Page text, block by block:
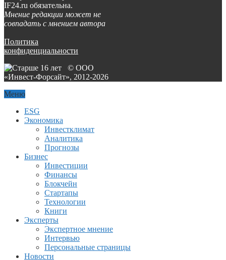
IF24.ru обязательна.
Мнение редакции может не
совпадать с мнением автора
Политика
конфиденциальности
© ООО
«Инвест-Форсайт», 2012-2026
Меню
ESG
Экономика
Инвестклимат
Аналитика
Прогнозы
Бизнес
Инвестиции
Финансы
Блокчейн
Стартапы
Технологии
Книги
Эксперты
Экспертное мнение
Интервью
Персональные страницы
Новости